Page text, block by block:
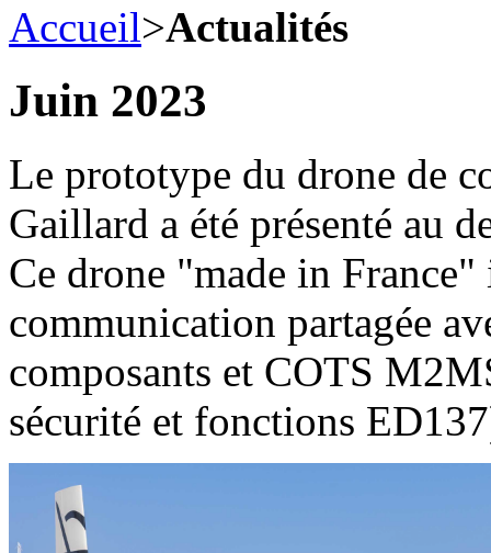
Accueil>Actualités
Juin 2023
Le prototype du drone de
Gaillard a été présenté au
Ce drone "made in
communication partagée
composants et COTS
sécurité et fonctions